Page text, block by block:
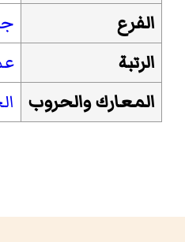
الفرع
الرتبة
المعارك والحروب